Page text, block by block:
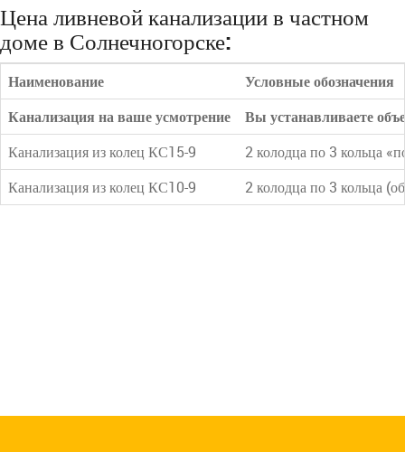
Цена ливневой канализации в частном
доме в Солнечногорске:
Наименование
Условные обозначения
Канализация на ваше усмотрение
Вы устанавливаете
Канализация из колец КС15-9
2 колодца по 3 кольца
Канализация из колец КС10-9
2 колодца по 3 кольца